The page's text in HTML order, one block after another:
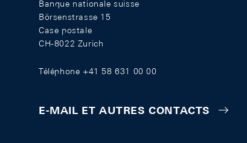
Banque nationale suisse
Börsenstrasse 15
Case postale
CH-8022 Zurich
Téléphone +41 58 631 00 00
E-MAIL ET AUTRES CONTACTS